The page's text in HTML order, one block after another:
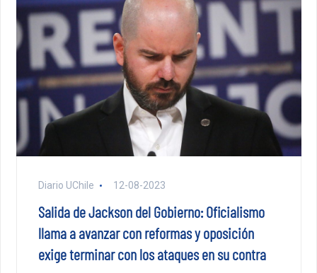
Diario UChile 12-08-2023
Salida de Jackson del Gobierno: Oficialismo
llama a avanzar con reformas y oposición
exige terminar con los ataques en su contra